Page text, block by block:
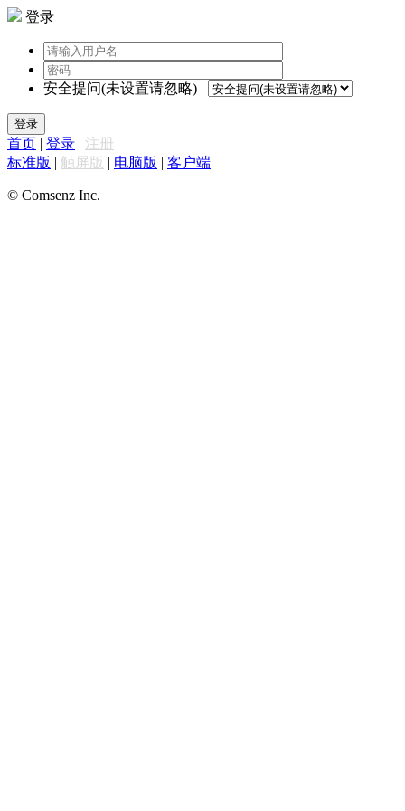
登录
安全提问(未设置请忽略)
登录
首页 | 登录 | 注册
标准版 | 触屏版 | 电脑版 | 客户端
© Comsenz Inc.